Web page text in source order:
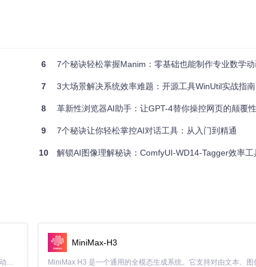
进行分析，模型会识别图像中的各种特征，如物体、场景、风格等
符合需求的标签结果。
gitcode.com/gh_mirrors/co/ComfyUI-WD14-Tagger
6 7个秘诀轻松掌握Manim：零基础也能制作专业数学
7 3大场景解决系统效率难题：开源工具WinUtil实战指南
8 革新性浏览器AI助手：让GPT-4替你操控网页的颠覆
9 7个秘诀让你轻松掌控AI对话工具：从入门到精通
10 解锁AI图像理解秘诀：ComfyUI-WD14-Tagger效率工
Claude Code 的开源替代方案。连接任意大模型，编辑代码，运行命令，自动验证 — 全自动执行。用 Rust 构建，极致性能。 ｜ An open-source alternative to Claude Code. Connect any LLM, edit code, run commands, and verify changes — autonomously. Built in Rust for speed. Get Started
MiniMax-H3